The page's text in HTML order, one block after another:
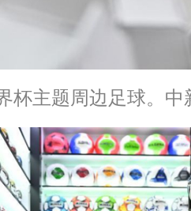
杯主题周边足球。